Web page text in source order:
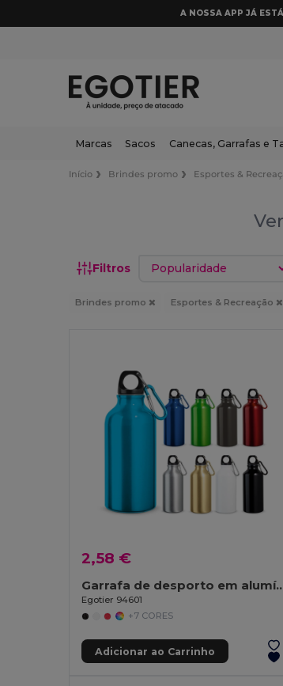
A NOSSA APP JÁ
Marcas Sacos Canecas, Garrafas e
Início Brindes promo Esportes &
Filtros Classificar por
Brindes promo Esportes & Recreação
2,58 €
Garrafa de desporto em
Egotier 94601
+7 CORES
Adicionar ao Carrinho